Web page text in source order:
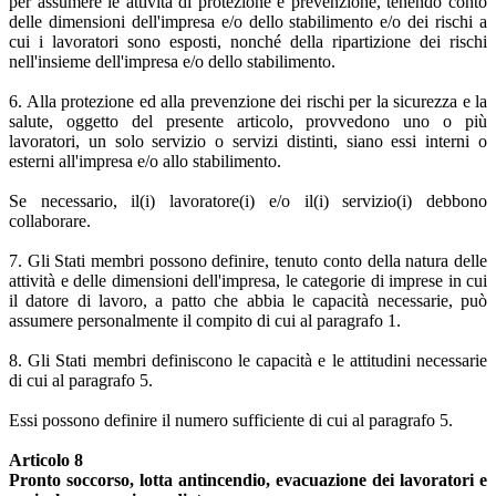
delle dimensioni dell'impresa e/o dello stabilimento e/o dei rischi a
cui i lavoratori sono esposti, nonché della ripartizione dei rischi
nell'insieme dell'impresa e/o dello stabilimento.
6. Alla protezione ed alla prevenzione dei rischi per la sicurezza e la
salute, oggetto del presente articolo, provvedono uno o più
lavoratori, un solo servizio o servizi distinti, siano essi interni o
esterni all'impresa e/o allo stabilimento.
Se necessario, il(i) lavoratore(i) e/o il(i) servizio(i) debbono
collaborare.
7. Gli Stati membri possono definire, tenuto conto della natura delle
attività e delle dimensioni dell'impresa, le categorie di imprese in cui
il datore di lavoro, a patto che abbia le capacità necessarie, può
assumere personalmente il compito di cui al paragrafo 1.
8. Gli Stati membri definiscono le capacità e le attitudini necessarie
di cui al paragrafo 5.
Essi possono definire il numero sufficiente di cui al paragrafo 5.
Articolo 8
Pronto soccorso, lotta antincendio, evacuazione dei lavoratori e